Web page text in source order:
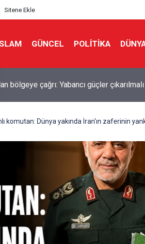
Sitene Ekle
GÜNCEL POLITIKA
Direktörü Panetta: İran savaşı
komutan: Dünya yakında İran'ın zaferinin